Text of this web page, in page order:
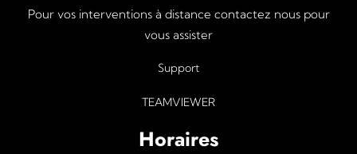
Pour vos interventions à distance contactez nous pour
vous assister
Support
TEAMVIEWER
Horaires